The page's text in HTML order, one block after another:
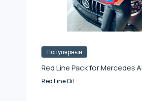
Популярный
Red Line Pack for Mercedes
Red Line Oil